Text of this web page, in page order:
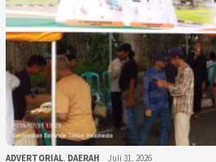
ADVERTORIAL, DAERAH Juli 31, 2026